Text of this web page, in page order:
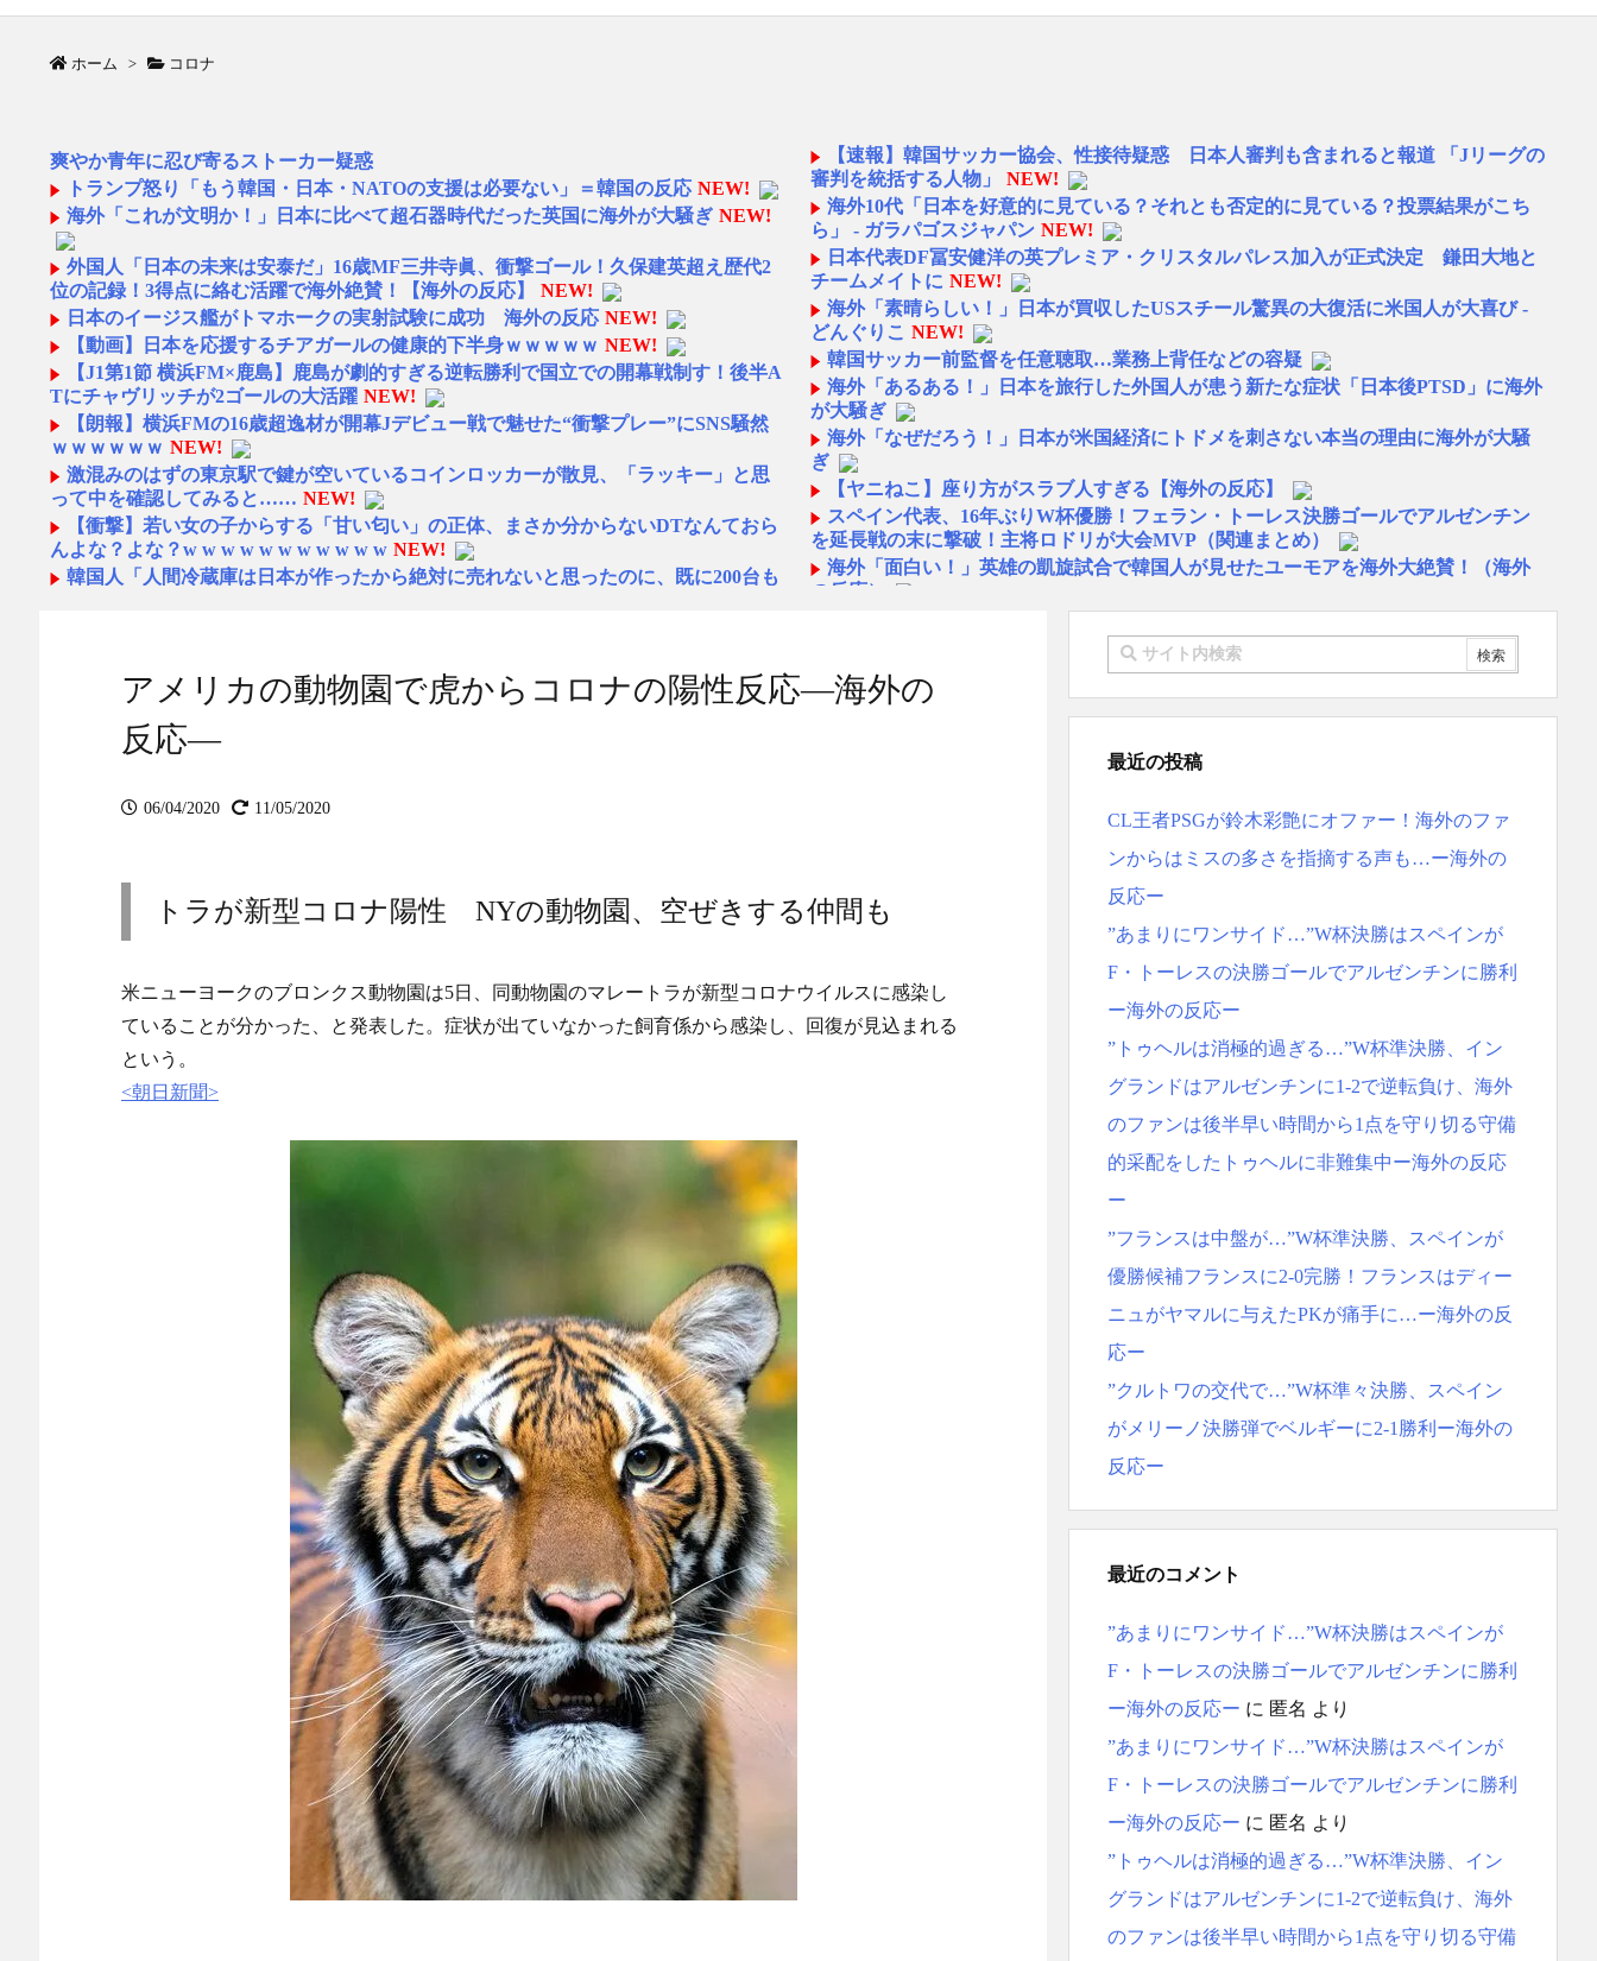
ホーム > コロナ
爽やか青年に忍び寄るストーカー疑惑
トランプ怒り「もう韓国・日本・NATOの支援は必要ない」＝韓国の反応 NEW!
海外「これが文明か！」日本に比べて超石器時代だった英国に海外が大騒ぎ NEW!
外国人「日本の未来は安泰だ」16歳MF三井寺眞、衝撃ゴール！久保建英超え歴代2
位の記録！3得点に絡む活躍で海外絶賛！【海外の反応】
NEW!
日本のイージス艦がトマホークの実射試験に成功 海外の反応 NEW!
【動画】日本を応援するチアガールの健康的下半身ｗｗｗｗｗ NEW!
【J1第1節 横浜FM×鹿島】鹿島が劇的すぎる逆転勝利で国立での開幕戦制す！後半A
Tにチャヴリッチが2ゴールの大活躍 NEW!
【朗報】横浜FMの16歳超逸材が開幕Jデビュー戦で魅せた“衝撃プレー”にSNS騒然
ｗｗｗｗｗｗ NEW!
激混みのはずの東京駅で鍵が空いているコインロッカーが散見、「ラッキー」と思
って中を確認してみると…… NEW!
【衝撃】若い女の子からする「甘い匂い」の正体、まさか分からないDTなんておら
んよな？よな？w w w w w w w w w w w NEW!
韓国人「人間冷蔵庫は日本が作ったから絶対に売れないと思ったのに、既に200台も
日本のX民が「被災しても韓国の水だけは飲みたくない」と投稿したのが韓国にバレ
てしまうw
NEW!
韓国人「熊本地震で見る日本の土木技術の完全勝利をご覧ください」→「これはす
ごいわ」「こういうのを見ると日本人は何か適当に作る感じがしない・...
症で救急搬送された結果→会社の人たちから叩きつけられた「衝撃の事実」に絶句
【画像】愛知の半グレ、怖すぎる→御尊顔がこちら… NEW!
海外10代「日本を好意的に見ている？それとも否定的に見ている？投票結果がこち
海外10代「日本を好意的に見ている？それとも否定的に見ている？投票結果がこち
ら」 - ガラパゴスジャパン
【画像】福原遥さん、意外とあるｗ
韓国人「熊本地震で見る日本の土木技術の完全勝利をご覧ください」→「これはす
ごいわ」「こういうのを見ると日本人は何か適当に作る感じがしない・・・」「あれ
【悲報】加藤あい43歳、バスタオル巻いて館内をうろついてしまう。
【ヤニねこ】座り方がスラブ人すぎる【海外の反応】
日本人がアメリカで歴史的快挙！中国人「恐ろしすぎる」「人間にこんなことが可
能なのか？」「サッカーで例えるなら…」【海外の反応】
日本人がアメリカで歴史的快挙！中国人「恐ろしすぎる」「人間にこんなことが可
能なのか？」「サッカーで例えるなら…」【海外の反応】
【E-1選手権】日本、韓国に1-0で勝利し、全勝で連覇達成！ジャーメインのゴールを
The Show Must Go On: Coping with Success and Failure in Showbiz
【日本代表】ボーフム浅野が日本に重要な勝利をもたらす！ドイツ紙
海外サッカー、引退するような年齢のおっさんが無双する
Powered by livedoor 相互RSS
【速報】韓国サッカー協会、性接待疑惑 日本人審判も含まれると報道 「Jリーグの
審判を統括する人物」
NEW!
海外10代「日本を好意的に見ている？それとも否定的に見ている？投票結果がこち
ら」 - ガラパゴスジャパン NEW!
日本代表DF冨安健洋の英プレミア・クリスタルパレス加入が正式決定 鎌田大地と
チームメイトに NEW!
海外「素晴らしい！」日本が買収したUSスチール驚異の大復活に米国人が大喜び -
どんぐりこ NEW!
韓国サッカー前監督を任意聴取…業務上背任などの容疑
海外「あるある！」日本を旅行した外国人が患う新たな症状「日本後PTSD」に海外
が大騒ぎ
海外「なぜだろう！」日本が米国経済にトドメを刺さない本当の理由に海外が大騒
ぎ
【ヤニねこ】座り方がスラブ人すぎる【海外の反応】
スペイン代表、16年ぶりW杯優勝！フェラン・トーレス決勝ゴールでアルゼンチン
を延長戦の末に撃破！主将ロドリが大会MVP（関連まとめ）
海外「面白い！」英雄の凱旋試合で韓国人が見せたユーモアを海外大絶賛！（海外
の反応）
中国人「日本を代表する飲み物は何？」 中国人「あの乳酸菌飲料！」「1884年か
海外「日本人は何者なんだ…」 日本の帰宅部の女子高生たちの本気に世界が驚愕
◆悲報◆マドリーFWロドリゴ残留希望もアロンソ監督はベンチ漬けへ「インド料理
ばかり食ってるからだ」by スペイン紙
「また浅野の時の走り方」 リュディガー走法で60m超爆走、ピッチ横断話題「ちゃ
仰天！驚きの23層バウムクーヘンがすごい-韓国製「こんなの見たことない!」「私の
国」
【海外の反応】 エンゼルス大谷、満塁で勝負を避けられる 敬遠か四球か？！
日本の国宝を見た韓国人の反応ｗｗｗｗｗｗｗｗｗｗｗｗｗ
アメリカの動物園で虎からコロナの陽性反応―海外の
反応―
06/04/2020 11/05/2020
トラが新型コロナ陽性 NYの動物園、空ぜきする仲間も
米ニューヨークのブロンクス動物園は5日、同動物園のマレートラが新型コロナウイルスに感染し
ていることが分かった、と発表した。症状が出ていなかった飼育係から感染し、回復が見込まれる
という。
<朝日新聞>
最近の投稿
CL王者PSGが鈴木彩艶にオファー！海外のファ
ンからはミスの多さを指摘する声も…ー海外の
反応ー
”あまりにワンサイド…”W杯決勝はスペインが
F・トーレスの決勝ゴールでアルゼンチンに勝利
ー海外の反応ー
”トゥヘルは消極的過ぎる…”W杯準決勝、イン
グランドはアルゼンチンに1-2で逆転負け、海外
のファンは後半早い時間から1点を守り切る守備
的采配をしたトゥヘルに非難集中ー海外の反応
ー
”フランスは中盤が…”W杯準決勝、スペインが
優勝候補フランスに2-0完勝！フランスはディー
ニュがヤマルに与えたPKが痛手に…ー海外の反
応ー
”クルトワの交代で…”W杯準々決勝、スペイン
がメリーノ決勝弾でベルギーに2-1勝利ー海外の
反応ー
最近のコメント
”あまりにワンサイド…”W杯決勝はスペインが
F・トーレスの決勝ゴールでアルゼンチンに勝利
ー海外の反応ー に 匿名 より
”あまりにワンサイド…”W杯決勝はスペインが
F・トーレスの決勝ゴールでアルゼンチンに勝利
ー海外の反応ー に 匿名 より
”トゥヘルは消極的過ぎる…”W杯準決勝、イン
グランドはアルゼンチンに1-2で逆転負け、海外
のファンは後半早い時間から1点を守り切る守備